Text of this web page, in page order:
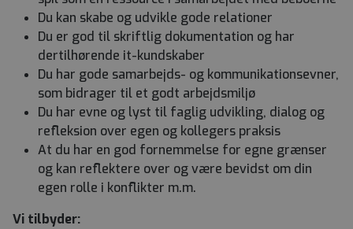
Du kan skabe og udvikle gode relationer
Du er god til skriftlig dokumentation og har
dertilhørende it-kundskaber
Du har gode samarbejds- og kommunikationsevner,
som bidrager til et godt arbejdsmiljø
Du har evne og lyst til faglig udvikling, dialog og
refleksion over egen og kollegers praksis
At du har en god fornemmelse for egne grænser
og kan reflektere over og være bevidst om din
egen rolle i konflikter m.m.
Vi tilbyder: